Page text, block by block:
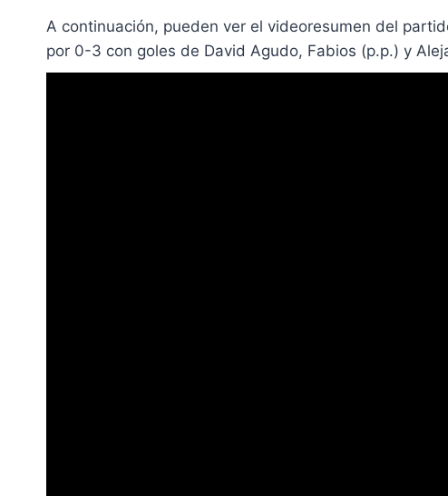
A continuación, pueden ver el videoresumen del
por 0-3 con goles de David Agudo, Fabios (p.p.) y